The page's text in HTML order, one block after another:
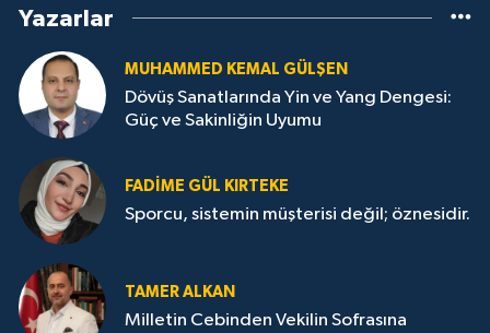
Yazarlar
MUHAMMED KEMAL GÜLŞEN
Dövüş Sanatlarında Yin ve Yang Dengesi:
Güç ve Sakinliğin Uyumu
FADIME GÜL KIRTEKE
Sporcu, sistemin müşterisi değil; öznesidir.
TAMER ALKAN
Milletin Cebinden Vekilin Sofrasına